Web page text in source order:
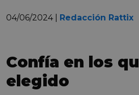
04/06/2024 | Redacción Rattix
Confía en los
elegido